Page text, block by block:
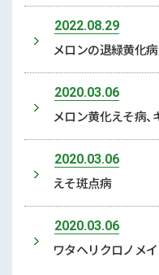
2022.08.29
メロンの退緑黄化
2020.03.06
メロン黄化えそ病
2020.03.06
えそ斑点病
2020.03.06
ワタヘリクロノメ